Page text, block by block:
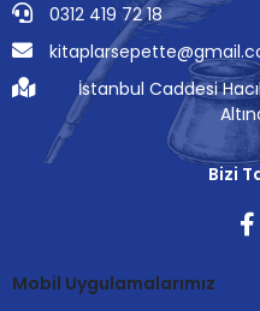
0312 419 72 18
İstanbul Caddesi
Bizi
Mobil Uygulamalarımız